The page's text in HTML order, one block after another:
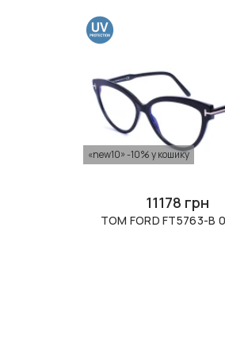
«new10» -10% у кошику
11178 грн
TOM FORD FT5763-B